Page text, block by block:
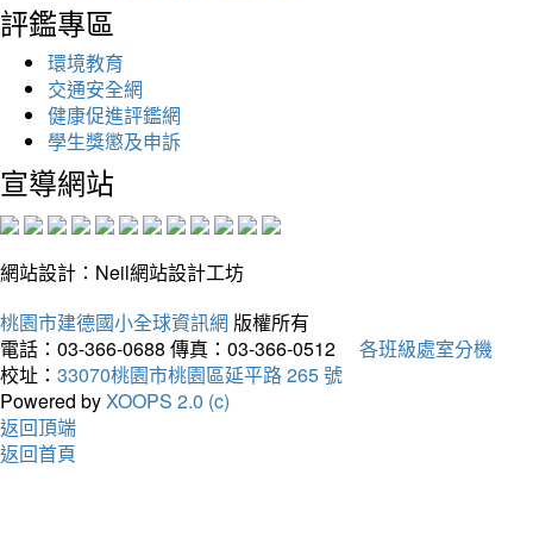
評鑑專區
環境教育
交通安全網
健康促進評鑑網
學生獎懲及申訴
宣導網站
網站設計：Neil網站設計工坊
桃園市建德國小全球資訊網 版權所有
電話：03-366-0688 傳真：03-366-0512
各班級處室分機
校址： 33070桃園市桃園區延平路 265 號
Powered byXOOPS 2.0 (c)
返回頂端
返回首頁